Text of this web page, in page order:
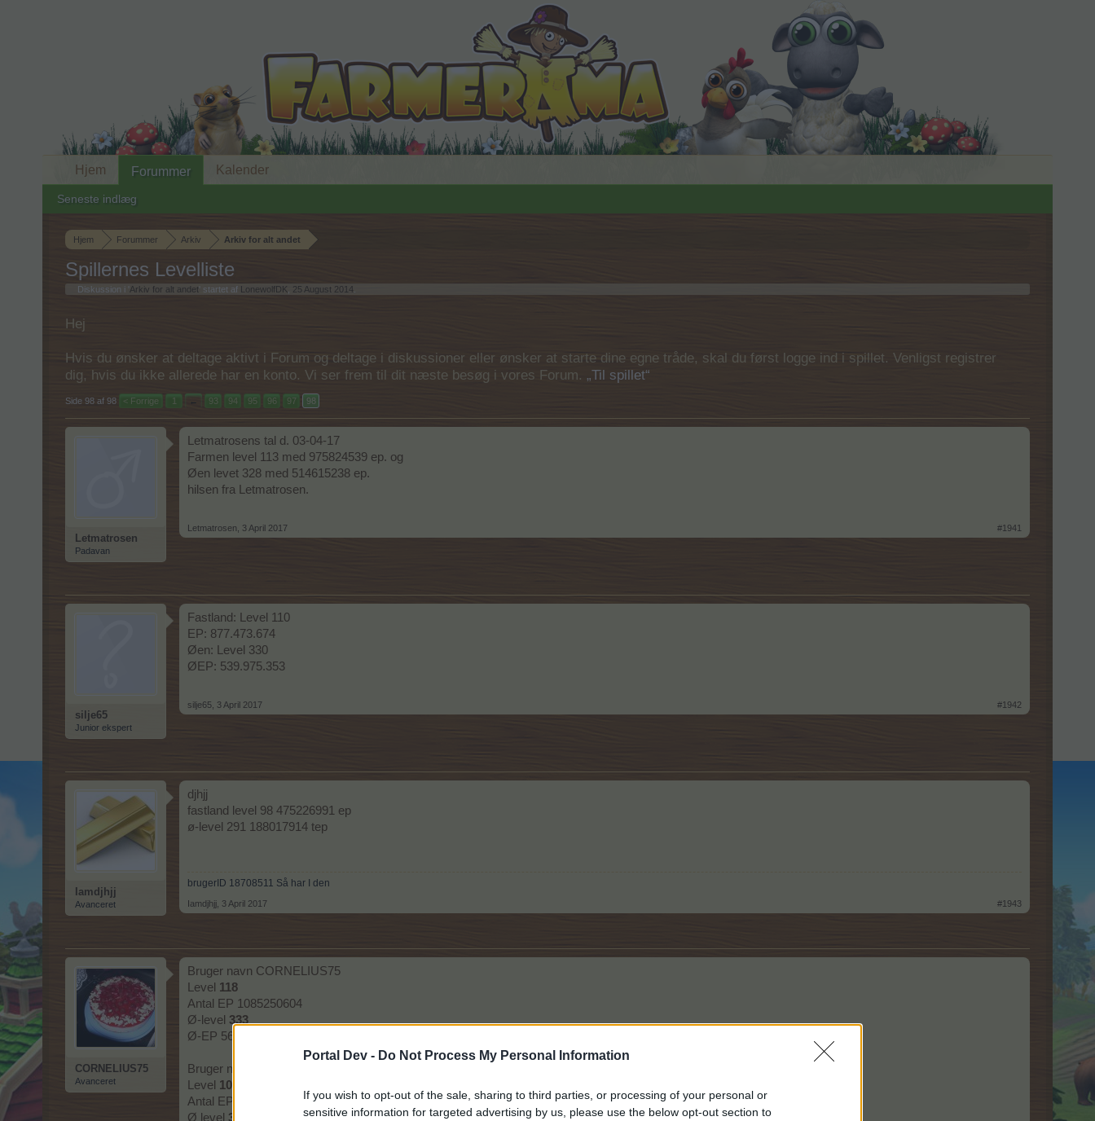
Portal Dev - Do Not Process My Personal Information
If you wish to opt-out of the sale, sharing to third parties, or processing of your personal or
sensitive information for targeted advertising by us, please use the below opt-out section to
Hjem Forummer Arkiv Arkiv for alt andet
Spillernes Levelliste
Diskussion i ' Arkiv for alt andet ' startet af LonewolfDK 25 August 2014
Hej
Hvis du ønsker at deltage aktivt i Forum og deltage i diskussioner eller ønsker at starte dine egne tråde, skal du først logge ind i spillet. Venligst registrer
dig, hvis du ikke allerede har en konto. Vi ser frem til dit næste besøg i vores Forum. „Til spillet“
Side 98 af 98 < Forrige 1 ← 93 94 95 96 97 98
Letmatrosen
Padavan
Letmatrosens tal d. 03-04-17
Farmen level 113 med 975824539 ep. og
Øen levet 328 med 514615238 ep.
hilsen fra Letmatrosen.
Letmatrosen 3 April 2017 #1941
silje65
Junior ekspert
Fastland: Level 110
EP: 877.473.674
Øen: Level 330
ØEP: 539.975.353
silje65 3 April 2017 #1942
Iamdjhjj
Avanceret
djhjj
fastland level 98 475226991 ep
ø-level 291 188017914 tep
brugerID 18708511 Så har I den
Iamdjhjj 3 April 2017 #1943
CORNELIUS75
Avanceret
Bruger navn CORNELIUS75
Level 118
Antal EP 1085250604
Ø-level 333
Ø-EP 569436441
Bruger navn cornelius 100
Level 107
Antal EP 818366539
Ø level 324
Hjem Forummer
Seneste indlæg
Kalender